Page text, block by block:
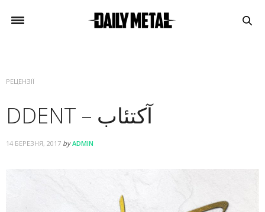
РЕЦЕНЗІЇ
DDENT – آكتئاب
14 БЕРЕЗНЯ, 2017 by ADMIN